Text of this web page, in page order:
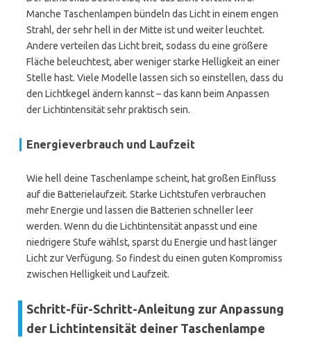
Manche Taschenlampen bündeln das Licht in einem engen
Strahl, der sehr hell in der Mitte ist und weiter leuchtet.
Andere verteilen das Licht breit, sodass du eine größere
Fläche beleuchtest, aber weniger starke Helligkeit an einer
Stelle hast. Viele Modelle lassen sich so einstellen, dass du
den Lichtkegel ändern kannst – das kann beim Anpassen
der Lichtintensität sehr praktisch sein.
Energieverbrauch und Laufzeit
Wie hell deine Taschenlampe scheint, hat großen Einfluss
auf die Batterielaufzeit. Starke Lichtstufen verbrauchen
mehr Energie und lassen die Batterien schneller leer
werden. Wenn du die Lichtintensität anpasst und eine
niedrigere Stufe wählst, sparst du Energie und hast länger
Licht zur Verfügung. So findest du einen guten Kompromiss
zwischen Helligkeit und Laufzeit.
Schritt-für-Schritt-Anleitung zur Anpassung
der Lichtintensität deiner Taschenlampe